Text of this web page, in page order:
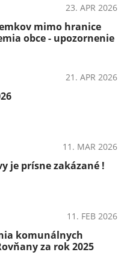
23. APR 2026
mimo hranice
obce - upozornenie
21. APR 2026
11. MAR 2026
je prísne zakázané !
11. FEB 2026
komunálnych
za rok 2025